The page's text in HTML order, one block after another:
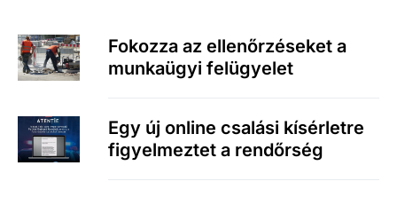
Fokozza az ellenőrzéseket a
munkaügyi felügyelet
Egy új online csalási kísérletre
figyelmeztet a rendőrség